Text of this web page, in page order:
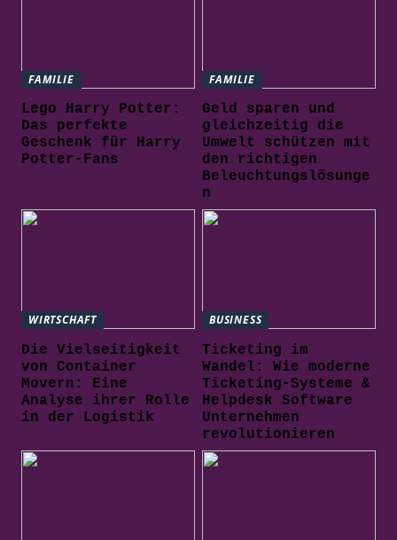
FAMILIE
Lego Harry Potter:
Das perfekte
Geschenk für Harry
Potter-Fans
FAMILIE
Geld sparen und
gleichzeitig die
Umwelt schützen mit
den richtigen
Beleuchtungslösunge
n
WIRTSCHAFT
Die Vielseitigkeit
von Container
Movern: Eine
Analyse ihrer Rolle
in der Logistik
BUSINESS
Ticketing im
Wandel: Wie moderne
Ticketing-Systeme &
Helpdesk Software
Unternehmen
revolutionieren